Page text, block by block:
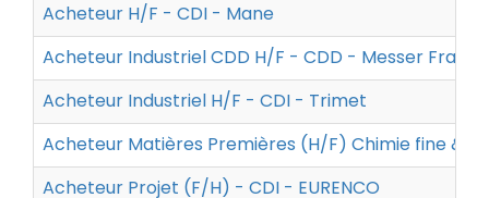
Acheteur H/F - CDI - Mane
Acheteur Industriel CDD H/F - CDD - Messer France
Acheteur Industriel H/F - CDI - Trimet
Acheteur Matières Premières (H/F) Chimie fine &
Acheteur Projet (F/H) - CDI - EURENCO